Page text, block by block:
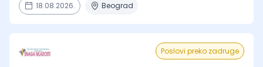
18.08.2026. Beograd
Poslovi preko zadruge